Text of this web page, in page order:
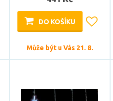
DO KOŠÍKU
Může být u Vás 21. 8.